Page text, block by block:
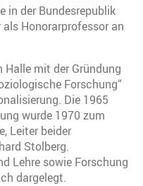
in der Bundesrepublik
Honorarprofessor an
Halle mit der Gründung
Forschung“
Die 1965
wurde 1970 zum
Leiter beider
Stolberg.
Lehre sowie Forschung
dargelegt.